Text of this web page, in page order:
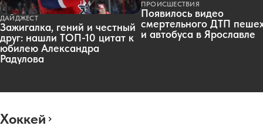
ДАЙДЖЕСТ
Зажигалка, гений и честный
друг: нашли ТОП-10 цитат к
юбилею Александра
Радулова
ПРОИСШЕСТВИЯ
Появилось видео
смертельного ДТП
и автобуса в Ярославле
Хоккей